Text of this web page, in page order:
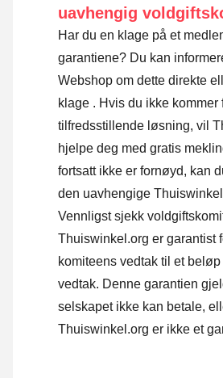
uavhengig
Har du en klage på et
garantiene? Du kan
Webshop om dette direkte
klage . Hvis du ikke kommer
tilfredsstillende løsning, vil
hjelpe deg med gratis
fortsatt ikke er fornøyd, kan
den uavhengige
Vennligst sjekk
Thuiswinkel.org er garantist
komiteens vedtak til et
vedtak. Denne garantien
selskapet ikke kan betale,
Thuiswinkel.org er ikke et